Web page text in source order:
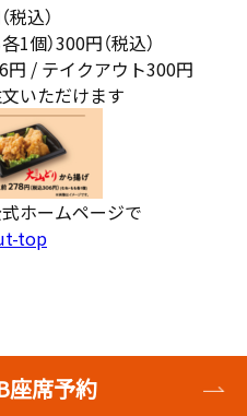
込）
1個）300円（税込）
円 / テイクアウト300円
いただけます
ホームページで
top
座席予約